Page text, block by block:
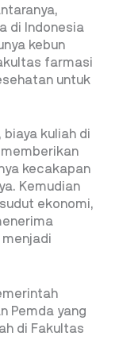
di Indonesia
kebun
farmasi
untuk
biaya kuliah di
kecakapan
Kemudian
ekonomi,
menjadi
Pemda yang
di Fakultas